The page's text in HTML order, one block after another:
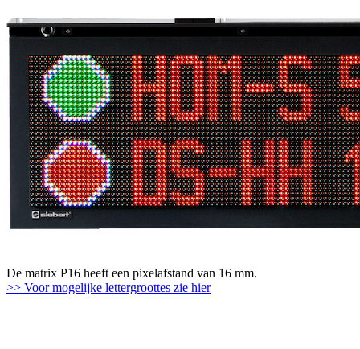
De matrix P16 heeft een pixelafstand van 16 mm.
>> Voor mogelijke lettergroottes zie hier